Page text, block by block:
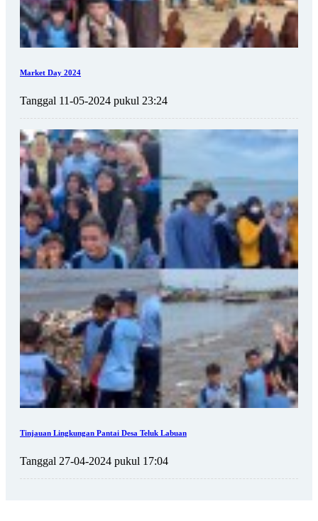
Market Day 2024
Tanggal 11-05-2024 pukul 23:24
Tinjauan Lingkungan Pantai Desa Teluk Labuan
Tanggal 27-04-2024 pukul 17:04